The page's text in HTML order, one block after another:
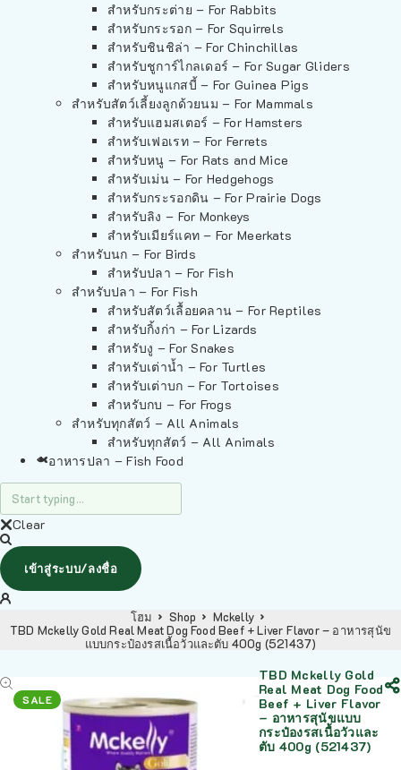
สำหรับกระต่าย – For Rabbits
สำหรับกระรอก – For Squirrels
สำหรับชินชิล่า – For Chinchillas
สำหรับชูการ์ไกลเดอร์ – For Sugar Gliders
สำหรับหนูแกสบี้ – For Guinea Pigs
สำหรับสัตว์เลี้ยงลูกด้วยนม – For Mammals
สำหรับแฮมสเตอร์ – For Hamsters
สำหรับเฟอเรท – For Ferrets
สำหรับหนู – For Rats and Mice
สำหรับเม่น – For Hedgehogs
สำหรับกระรอกดิน – For Prairie Dogs
สำหรับลิง – For Monkeys
สำหรับเมียร์แคท – For Meerkats
สำหรับนก – For Birds
สำหรับปลา – For Fish
สำหรับปลา – For Fish
สำหรับสัตว์เลื้อยคลาน – For Reptiles
สำหรับกิ้งก่า – For Lizards
สำหรับงู – For Snakes
สำหรับเต่าน้ำ – For Turtles
สำหรับเต่าบก – For Tortoises
สำหรับกบ – For Frogs
สำหรับทุกสัตว์ – All Animals
สำหรับทุกสัตว์ – All Animals
อาหารปลา – Fish Food
Clear
เข้าสู่ระบบ/ลงชื่อ
โฮม Shop
Mckelly
TBD Mckelly Gold Real Meat Dog Food Beef + Liver Flavor – อาหารสุนัข
แบบกระป๋องรสเนื้อวัวและตับ 400g (521437)
SALE
TBD Mckelly Gold
Real Meat Dog Food
Beef + Liver Flavor
– อาหารสุนัขแบบ
กระป๋องรสเนื้อวัวและ
ตับ 400g (521437)